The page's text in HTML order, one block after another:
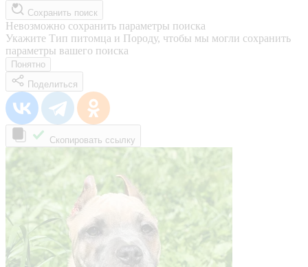
Сохранить поиск
Невозможно сохранить параметры поиска
Укажите Тип питомца и Породу, чтобы мы могли сохранить
параметры вашего поиска
Понятно
Поделиться
Скопировать ссылку